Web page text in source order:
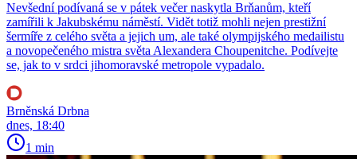
Nevšední podívaná se v pátek večer naskytla Brňanům, kteří
zamířili k Jakubskému náměstí. Vidět totiž mohli nejen prestižní
šermíře z celého světa a jejich um, ale také olympijského medailistu
a novopečeného mistra světa Alexandera Choupenitche. Podívejte
se, jak to v srdci jihomoravské metropole vypadalo.
Brněnská Drbna
dnes, 18:40
1 min